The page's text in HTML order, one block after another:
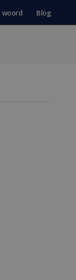
woord Blog